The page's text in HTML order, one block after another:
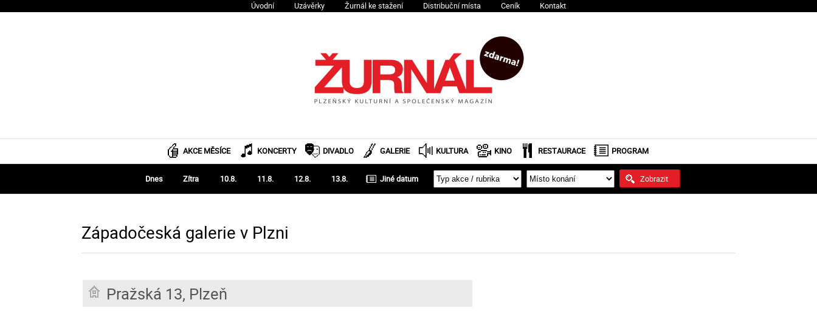
Západočeská galerie v Plzni
Pražská 13, Plzeň
AKCE MĚSÍCE KONCERTY DIVADLO GALERIE KULTURA KINO RESTAURACE PROGRAM
Úvodní Uzávěrky Žurnál ke stažení Distribuční místa Ceník Kontakt
Dnes Zítra 10.8. 11.8. 12.8. 13.8. Zobrazit